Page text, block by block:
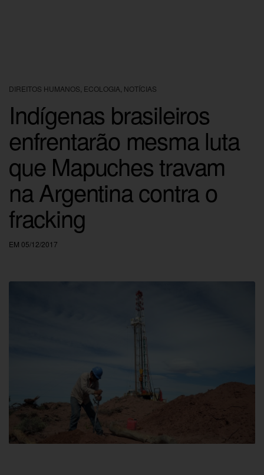
DIREITOS HUMANOS ECOLOGIA NOTÍCIAS
Indígenas brasileiros
enfrentarão mesma luta
que Mapuches travam
na Argentina contra o
fracking
EM 05/12/2017